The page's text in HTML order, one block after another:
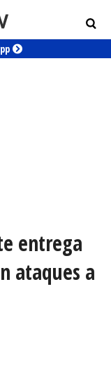
entrega
ataques a